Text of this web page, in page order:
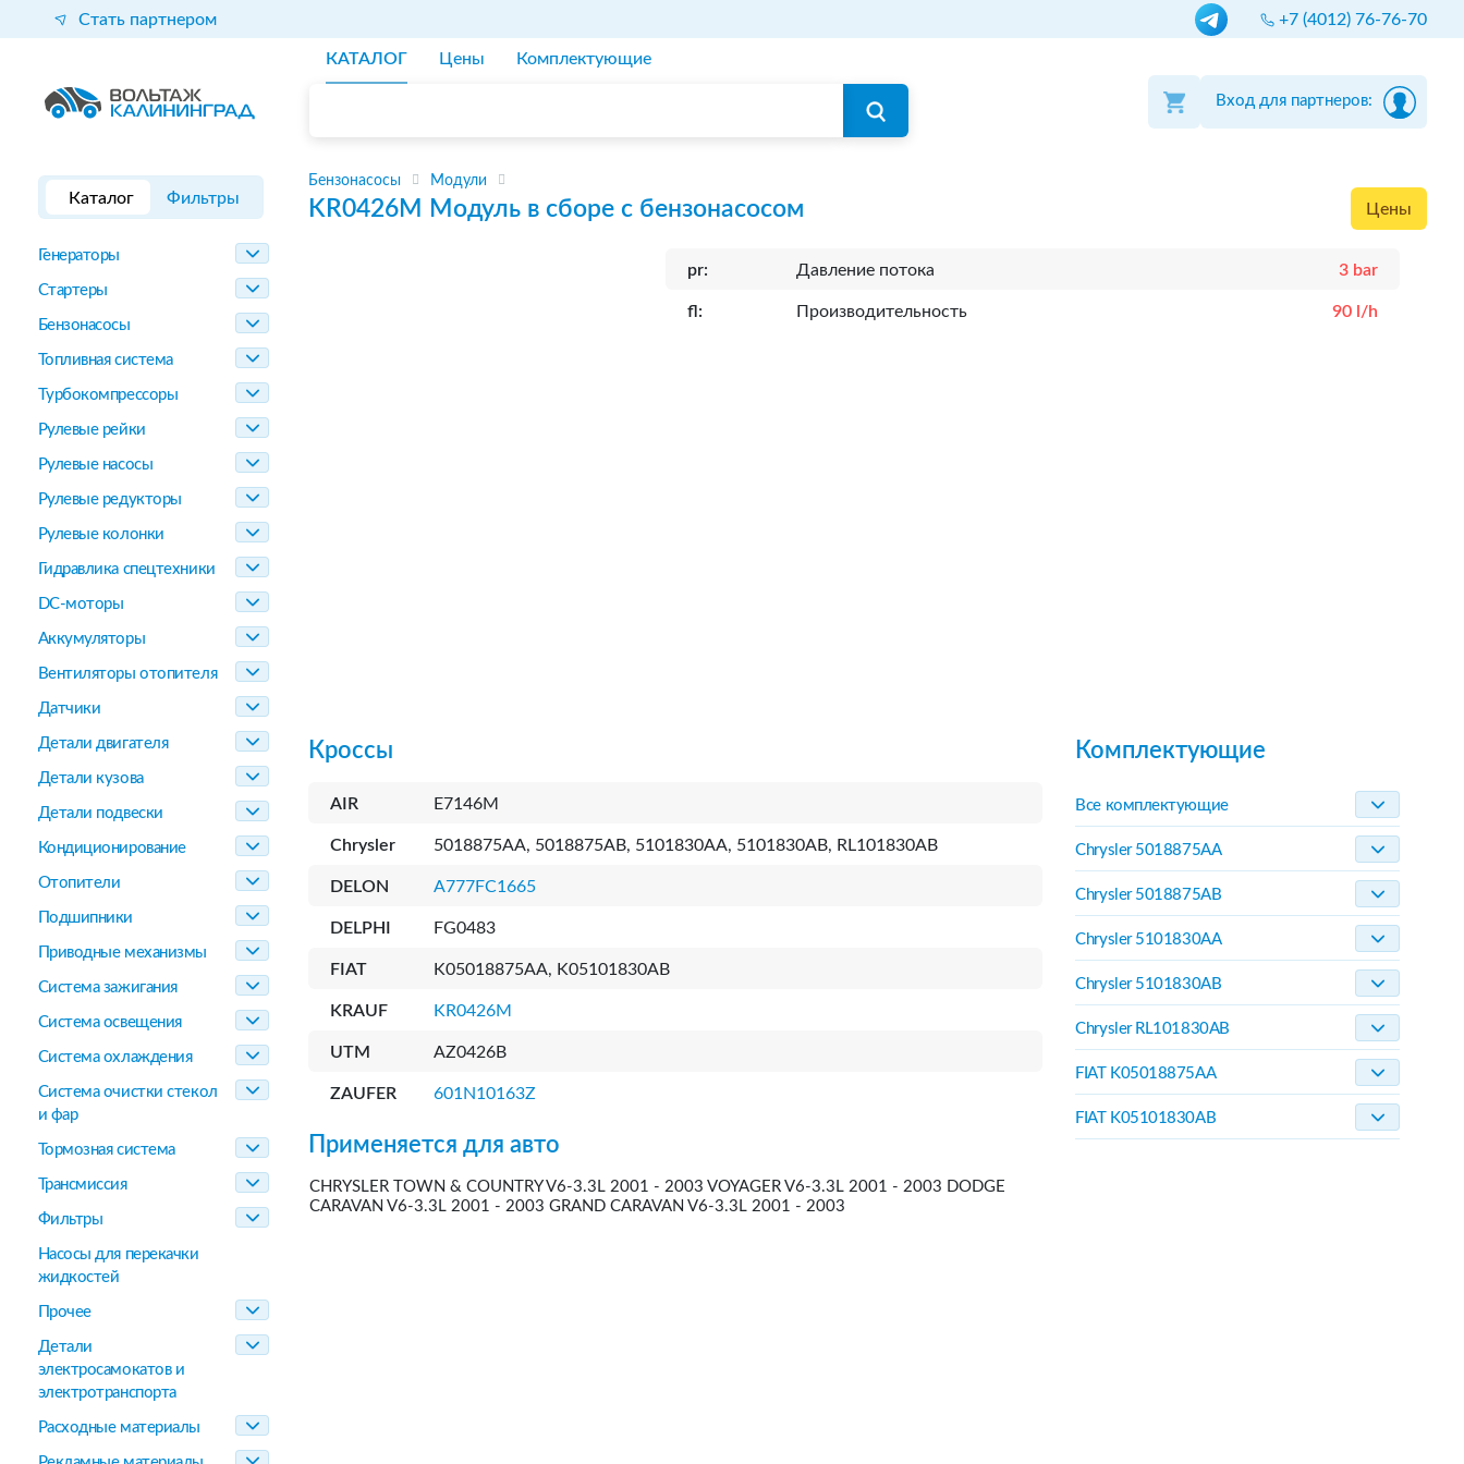
Стать партнером +7 (4012) 76-76-70
КАТАЛОГ Цены Комплектующие
Вход для партнеров:
Каталог Фильтры
Генераторы
Стартеры
Бензонасосы
Топливная система
Турбокомпрессоры
Рулевые рейки
Рулевые насосы
Рулевые редукторы
Рулевые колонки
Гидравлика спецтехники
DC-моторы
Аккумуляторы
Вентиляторы отопителя
Датчики
Детали двигателя
Детали кузова
Детали подвески
Кондиционирование
Отопители
Подшипники
Приводные механизмы
Система зажигания
Система освещения
Система охлаждения
Система очистки стекол
и фар
Тормозная система
Трансмиссия
Фильтры
Насосы для перекачки
жидкостей
Прочее
Детали
электросамокатов и
электротранспорта
Расходные материалы
Бензонасосы Модули
KR0426M Модуль в сборе с бензонасосом Цены
pr: Давление потока 3 bar
fl: Производительность 90 l/h
Кроссы
AIR E7146M
Chrysler 5018875AA, 5018875AB, 5101830AA, 5101830AB, RL101830AB
DELON A777FC1665
DELPHI FG0483
FIAT K05018875AA, K05101830AB
KRAUF KR0426M
UTM AZ0426B
ZAUFER 601N10163Z
Применяется для авто
CHRYSLER TOWN & COUNTRY V6-3.3L 2001 - 2003 VOYAGER V6-3.3L 2001 - 2003 DODGE
CARAVAN V6-3.3L 2001 - 2003 GRAND CARAVAN V6-3.3L 2001 - 2003
Комплектующие
Все комплектующие
Chrysler 5018875AA
Chrysler 5018875AB
Chrysler 5101830AA
Chrysler 5101830AB
Chrysler RL101830AB
FIAT K05018875AA
FIAT K05101830AB